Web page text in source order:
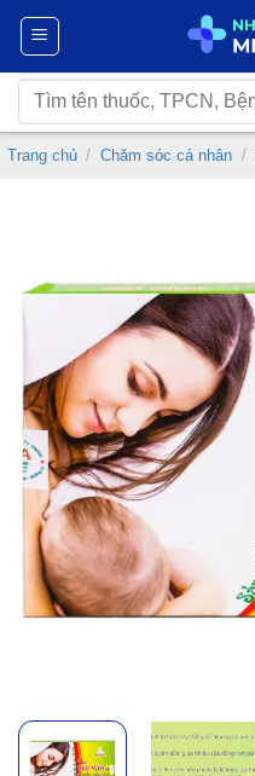
Chuyển
nội
dung
Tìm
kiếm:
Trang chủ / Chăm sóc cá nhân /